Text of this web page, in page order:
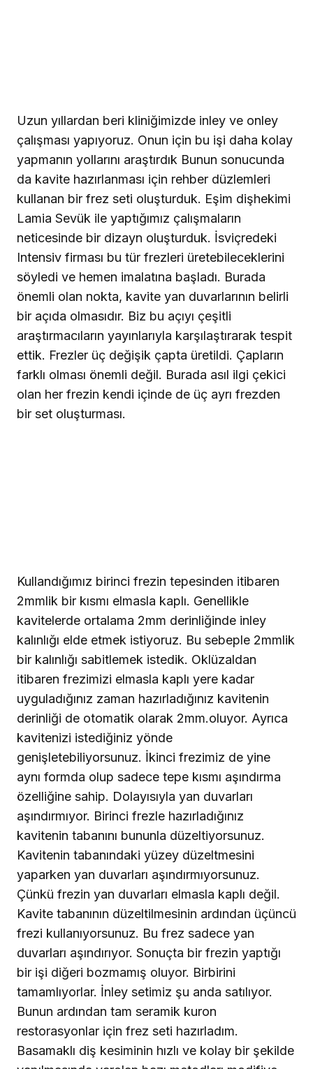
Uzun yıllardan beri kliniğimizde inley ve onley
çalışması yapıyoruz. Onun için bu işi daha kolay
yapmanın yollarını araştırdık Bunun sonucunda
da kavite hazırlanması için rehber düzlemleri
kullanan bir frez seti oluşturduk. Eşim dişhekimi
Lamia Sevük ile yaptığımız çalışmaların
neticesinde bir dizayn oluşturduk. İsviçredeki
Intensiv firması bu tür frezleri üretebileceklerini
söyledi ve hemen imalatına başladı. Burada
önemli olan nokta, kavite yan duvarlarının belirli
bir açıda olmasıdır. Biz bu açıyı çeşitli
araştırmacıların yayınlarıyla karşılaştırarak tespit
ettik. Frezler üç değişik çapta üretildi. Çapların
farklı olması önemli değil. Burada asıl ilgi çekici
olan her frezin kendi içinde de üç ayrı frezden
bir set oluşturması.
Kullandığımız birinci frezin tepesinden itibaren
2mmlik bir kısmı elmasla kaplı. Genellikle
kavitelerde ortalama 2mm derinliğinde inley
kalınlığı elde etmek istiyoruz. Bu sebeple 2mmlik
bir kalınlığı sabitlemek istedik. Oklüzaldan
itibaren frezimizi elmasla kaplı yere kadar
uyguladığınız zaman hazırladığınız kavitenin
derinliği de otomatik olarak 2mm.oluyor. Ayrıca
kavitenizi istediğiniz yönde
genişletebiliyorsunuz. İkinci frezimiz de yine
aynı formda olup sadece tepe kısmı aşındırma
özelliğine sahip. Dolayısıyla yan duvarları
aşındırmıyor. Birinci frezle hazırladığınız
kavitenin tabanını bununla düzeltiyorsunuz.
Kavitenin tabanındaki yüzey düzeltmesini
yaparken yan duvarları aşındırmıyorsunuz.
Çünkü frezin yan duvarları elmasla kaplı değil.
Kavite tabanının düzeltilmesinin ardından üçüncü
frezi kullanıyorsunuz. Bu frez sadece yan
duvarları aşındırıyor. Sonuçta bir frezin yaptığı
bir işi diğeri bozmamış oluyor. Birbirini
tamamlıyorlar. İnley setimiz şu anda satılıyor.
Bunun ardından tam seramik kuron
restorasyonlar için frez seti hazırladım.
Basamaklı diş kesiminin hızlı ve kolay bir şekilde